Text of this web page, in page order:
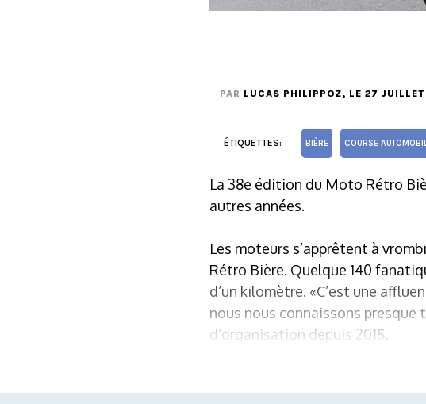
PAR LUCAS PHILIPPOZ, LE 27
ÉTIQUETTES: BIÈRE COURSE
La 38e édition du Moto Rétro
autres années.
Les moteurs s’apprêtent à
Rétro Bière. Quelque 140
d’un kilomètre. «C’est une
nous nous connaissons
d’organisation depuis 2015.